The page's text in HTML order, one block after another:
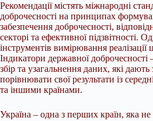
Рекомендації містять міжнародні
доброчесності на принципах
забезпечення доброчесності,
секторі та ефективної підзвітності.
інструментів вимірювання
Індикатори державної доброчесності
збір та узагальнення даних, які
порівнювати свої результати із
та іншими країнами.
Україна – одна з перших країн, яка